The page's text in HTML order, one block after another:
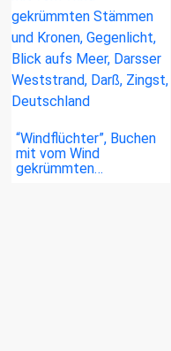
“Windflüchter”, Buchen
mit vom Wind
gekrümmten…